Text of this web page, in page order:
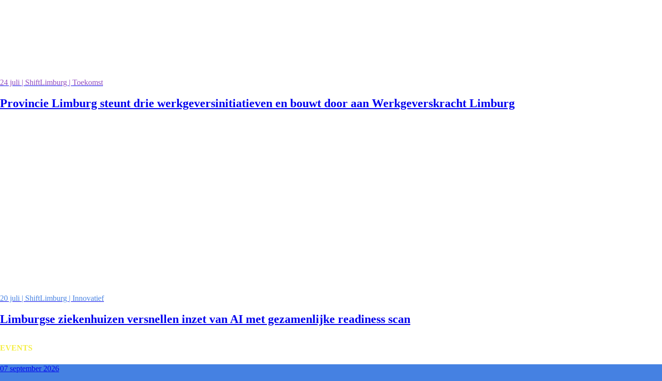
24 juli | ShiftLimburg | Toekomst
Provincie Limburg steunt drie werkgeversinitiatieven en bouwt door aan Werkgeverskracht Limburg
20 juli | ShiftLimburg | Innovatief
Limburgse ziekenhuizen versnellen inzet van AI met gezamenlijke readiness scan
EVENTS
07 september 2026